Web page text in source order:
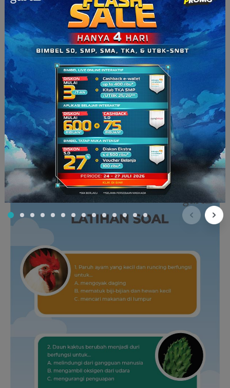
“Wah kalian berdua ternyata sudah mengerti tentang adaptasi
morfologi tumbuhan dan hewan,” ujar Ayah Roro.
Roro dan Guntur hanya tersenyum mendengar pujian dari
Ayah Roro.
“Sekarang, sudah waktunya makan siang. Sepertinya ibunya
Roro sudah menyiapkan sesuatu yang lezat di meja makan.
Yuk, kita makan siang bersama.” ajak Ayah Roro.